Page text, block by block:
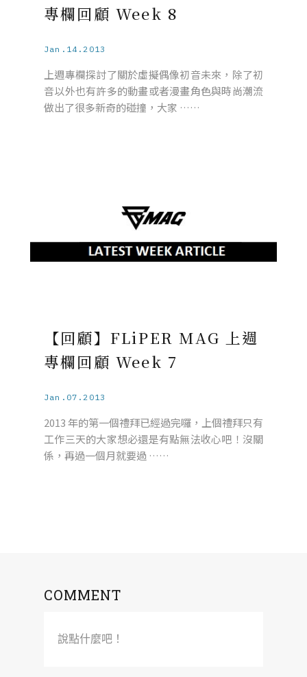
專欄回顧 Week 8
Jan.14.2013
上週專欄探討了關於虛擬偶像初音未來，除了初
音以外也有許多的動畫或者漫畫角色與時尚潮流
做出了很多新奇的碰撞，大家 ……
【回顧】FLiPER MAG 上週
專欄回顧 Week 7
Jan.07.2013
2013 年的第一個禮拜已經過完囉，上個禮拜只有
工作三天的大家想必還是有點無法收心吧！沒關
係，再過一個月就要過 ……
COMMENT
說點什麼吧！